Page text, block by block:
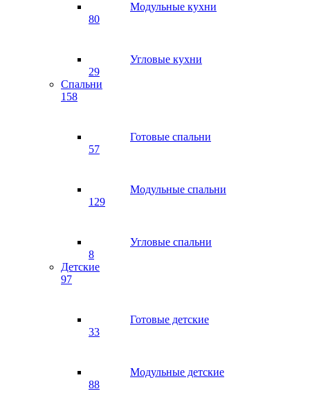
Модульные кухни
80
Угловые кухни
29
Спальни
158
Готовые спальни
57
Модульные спальни
129
Угловые спальни
8
Детские
97
Готовые детские
33
Модульные детские
88